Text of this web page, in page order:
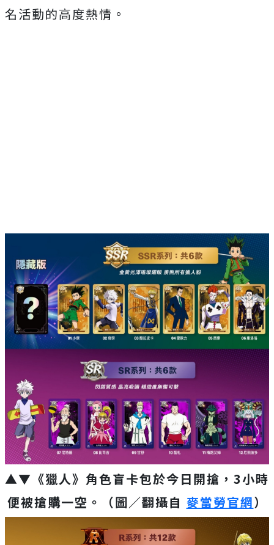
名活動的高度熱情。
▲▼《獵人》角色盲卡包於今日開搶，3小時
便被搶購一空。（圖／翻攝自 麥當勞官網）